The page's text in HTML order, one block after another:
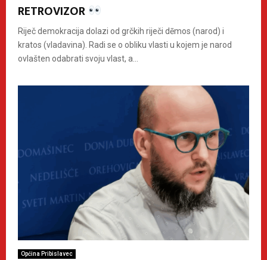
RETROVIZOR
Riječ demokracija dolazi od grčkih riječi dēmos (narod) i
kratos (vladavina). Radi se o obliku vlasti u kojem je narod
ovlašten odabrati svoju vlast, a...
Općina Pribislavec